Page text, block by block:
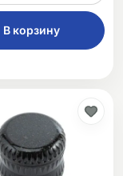
В корзину